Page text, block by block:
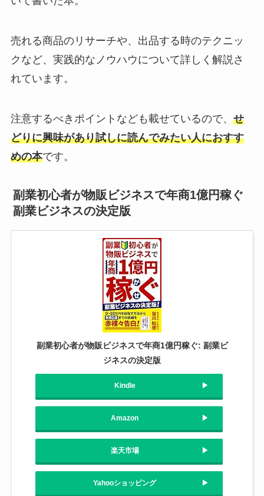
売れる商品のリサーチや、出品する時のテクニッ
クなど、実践的なノウハウについて詳しく解説さ
れています。
注意するべきポイントなども載せているので、 せ
どりに興味があり試しに読んでみたい人におすす
めの本です。
副業初心者が物販ビジネスで年商1億円稼ぐ
副業ビジネスの決定版
副業初心者が物販ビジネスで年商1億円稼ぐ: 副業ビ
ジネスの決定版
Kindle
Amazon
楽天市場
Yahooショッピング